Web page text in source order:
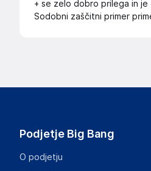
+ se zelo dobro prilega in je
Sodobni zaščitni primer
Podjetje Big Bang
O podjetju